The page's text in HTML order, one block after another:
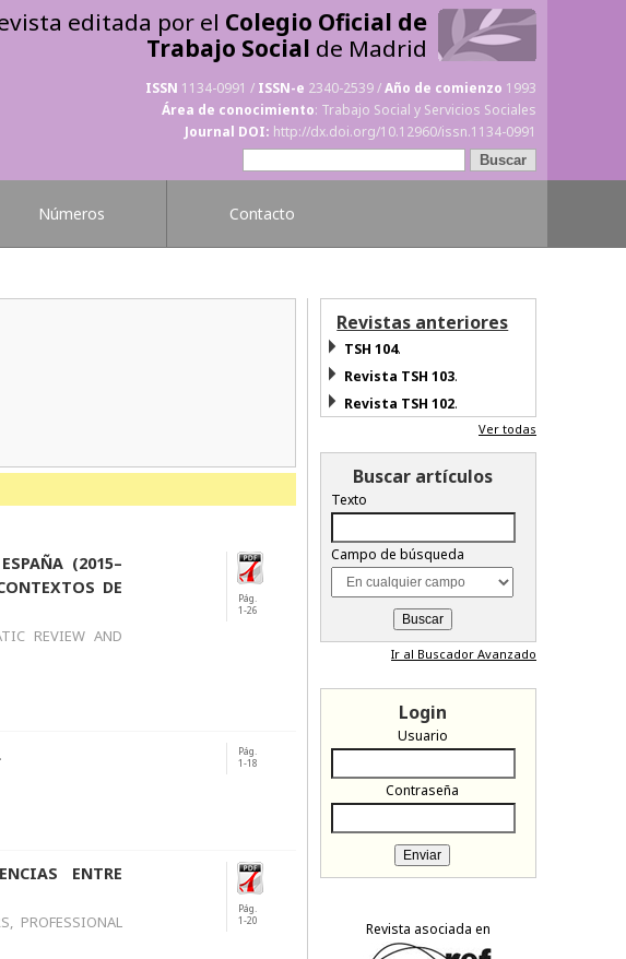
editada por el Colegio Oficial de
Trabajo Social de Madrid
ISSN 1134-0991 / ISSN-e 2340-2539 /Año de comienzo 1993
Área de conocimiento: Trabajo Social y Servicios Sociales
Journal DOI: http://dx.doi.org/10.12960/issn.1134-0991
Números Contacto
(2015–
DE
REVIEW AND
Pág.
1-26
Pág.
1-18
ENTRE
PROFESSIONAL
Pág.
1-20
Revistas anteriores
TSH 104.
Revista TSH 103.
Revista TSH 102.
Ver todas
Buscar artículos
Texto
Campo de búsqueda
Ir al Buscador Avanzado
Login
Usuario
Contraseña
Revista asociada en